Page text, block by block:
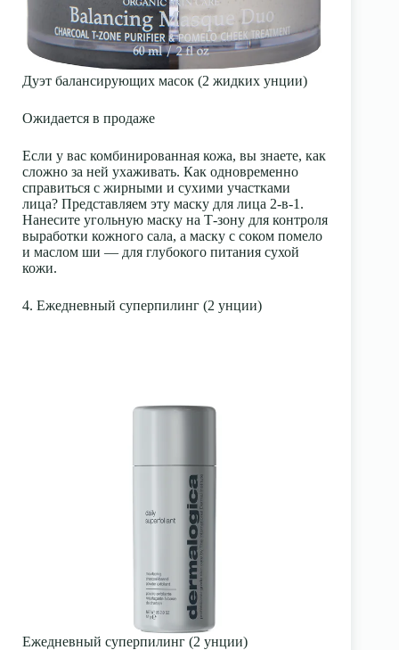
Дуэт балансирующих масок (2 жидких унции)
Ожидается в продаже
Если у вас комбинированная кожа, вы знаете, как
сложно за ней ухаживать. Как одновременно
справиться с жирными и сухими участками
лица? Представляем эту маску для лица 2-в-1.
Нанесите угольную маску на Т-зону для контроля
выработки кожного сала, а маску с соком помело
и маслом ши — для глубокого питания сухой
кожи.
4. Ежедневный суперпилинг (2 унции)
Ежедневный суперпилинг (2 унции)